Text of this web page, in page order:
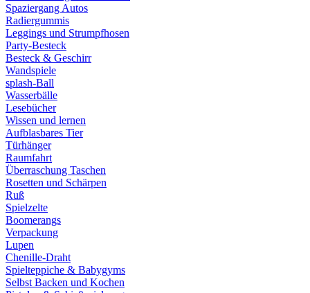
Spaziergang Autos
Radiergummis
Leggings und Strumpfhosen
Party-Besteck
Besteck & Geschirr
Wandspiele
splash-Ball
Wasserbälle
Lesebücher
Wissen und lernen
Aufblasbares Tier
Türhänger
Raumfahrt
Überraschung Taschen
Rosetten und Schärpen
Ruß
Spielzelte
Boomerangs
Verpackung
Lupen
Chenille-Draht
Spielteppiche & Babygyms
Selbst Backen und Kochen